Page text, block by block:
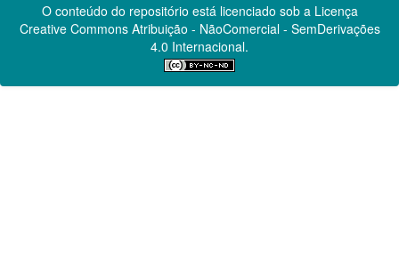
O conteúdo do repositório está licenciado sob a Licença
Creative CommonsAtribuição - NãoComercial - SemDerivações
4.0 Internacional.